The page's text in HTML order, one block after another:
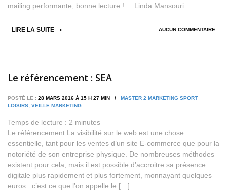
mailing performante, bonne lecture ! Linda Mansouri
AUCUN COMMENTAIRE
LIRE LA SUITE
Le référencement : SEA
POSTÉ LE : 28 MARS 2016 À 15 H 27 MIN / MASTER 2 MARKETING SPORT
LOISIRS, VEILLE MARKETING
Temps de lecture : 2 minutes
Le référencement La visibilité sur le web est une chose
essentielle, tant pour les ventes d’un site E-commerce que pour la
notoriété de son entreprise physique. De nombreuses méthodes
existent pour cela, mais il est possible d’accroitre sa présence
digitale plus rapidement et plus fortement, monnayant quelques
euros : c’est ce que l’on appelle le […]